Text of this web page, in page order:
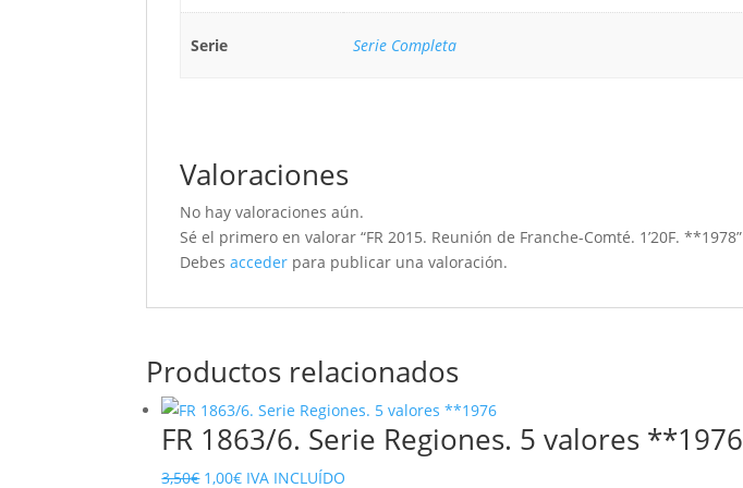
Serie Serie Completa
Valoraciones
No hay valoraciones aún.
Sé el primero en valorar “FR 2015. Reunión de Franche-Comté. 1’20F. **1978”
Debesacceder para publicar una valoración.
Productos relacionados
FR 1863/6. Serie Regiones. 5 valores **1976
3,50€ El
1,00€ElIVA INCLUÍDO